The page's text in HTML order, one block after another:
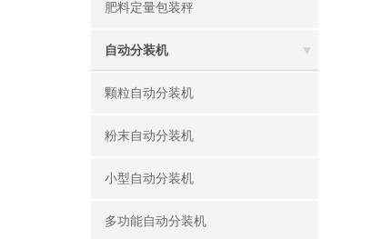
肥料定量包装秤
自动分装机
颗粒自动分装机
粉末自动分装机
小型自动分装机
多功能自动分装机